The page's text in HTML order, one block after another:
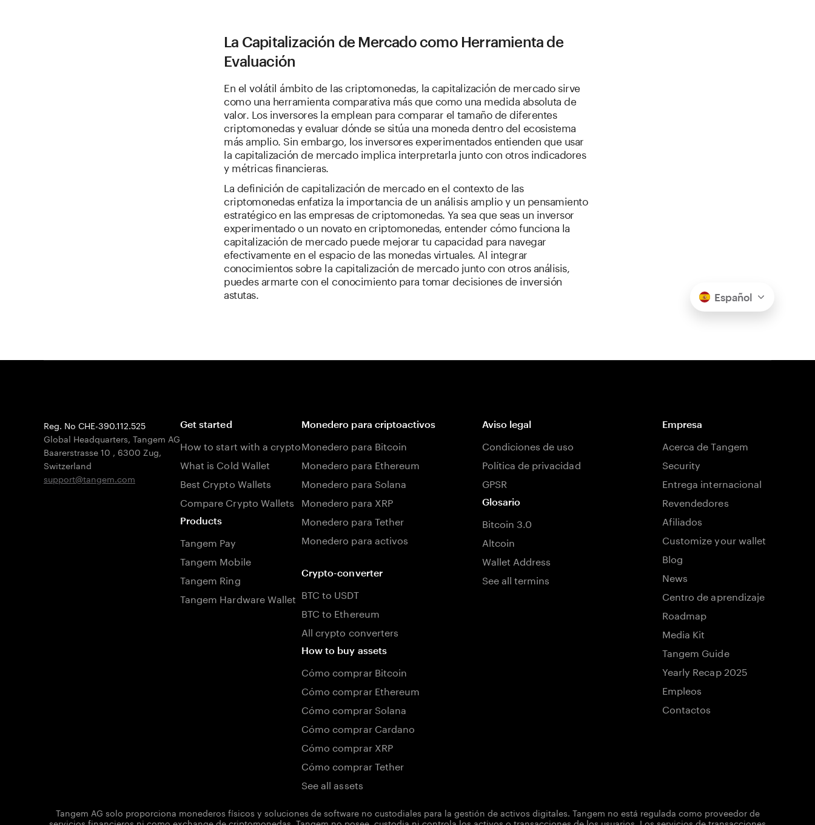
La Capitalización de Mercado como Herramienta de
Evaluación
En el volátil ámbito de las criptomonedas, la capitalización de mercado sirve
como una herramienta comparativa más que como una medida absoluta de
valor. Los inversores la emplean para comparar el tamaño de diferentes
criptomonedas y evaluar dónde se sitúa una moneda dentro del ecosistema
más amplio. Sin embargo, los inversores experimentados entienden que usar
la capitalización de mercado implica interpretarla junto con otros indicadores
y métricas financieras.
La definición de capitalización de mercado en el contexto de las
criptomonedas enfatiza la importancia de un análisis amplio y un pensamiento
estratégico en las empresas de criptomonedas. Ya sea que seas un inversor
experimentado o un novato en criptomonedas, entender cómo funciona la
capitalización de mercado puede mejorar tu capacidad para navegar
efectivamente en el espacio de las monedas virtuales. Al integrar
conocimientos sobre la capitalización de mercado junto con otros análisis,
puedes armarte con el conocimiento para tomar decisiones de inversión
astutas.
Español
Reg. No CHE-390.112.525
Global Headquarters, Tangem AG
Baarerstrasse 10 , 6300 Zug,
Switzerland
support@tangem.com
Get started
How to start with a crypto
What is Cold Wallet
Best Crypto Wallets
Compare Crypto Wallets
Products
Tangem Pay
Tangem Mobile
Tangem Ring
Tangem Hardware Wallet
Monedero para criptoactivos
Monedero para Bitcoin
Monedero para Ethereum
Monedero para Solana
Monedero para XRP
Monedero para Tether
Monedero para activos
Crypto-converter
BTC to USDT
BTC to Ethereum
All crypto converters
How to buy assets
Cómo comprar Bitcoin
Cómo comprar Ethereum
Cómo comprar Solana
Cómo comprar Cardano
Cómo comprar XRP
Cómo comprar Tether
See all assets
Aviso legal
Condiciones de uso
Política de privacidad
GPSR
Glosario
Bitcoin 3.0
Altcoin
Wallet Address
See all termins
Empresa
Acerca de Tangem
Security
Entrega internacional
Revendedores
Afiliados
Customize your wallet
Blog
News
Centro de aprendizaje
Roadmap
Media Kit
Tangem Guide
Yearly Recap 2025
Empleos
Contactos
Tangem AG solo proporciona monederos físicos y soluciones de software no custodiales para la gestión de activos digitales. Tangem no está regulada como proveedor de